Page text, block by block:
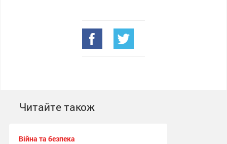
Читайте також
Війна та безпека